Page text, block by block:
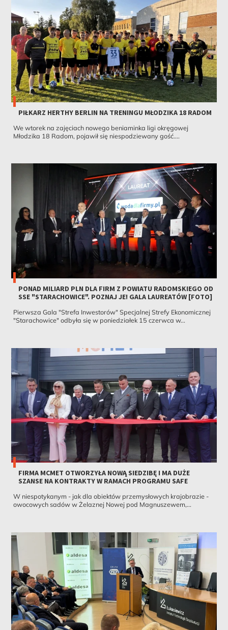
PIŁKARZ HERTHY BERLIN NA TRENINGU MŁODZIKA 18 RADOM
We wtorek na zajęciach nowego beniaminka ligi okręgowej
Młodzika 18 Radom, pojawił się niespodziewany gość....
PONAD MILIARD PLN DLA FIRM Z POWIATU RADOMSKIEGO OD
SSE "STARACHOWICE". POZNAJ JE! GALA LAUREATÓW [FOTO]
Pierwsza Gala "Strefa Inwestorów" Specjalnej Strefy Ekonomicznej
"Starachowice" odbyła się w poniedziałek 15 czerwca w...
FIRMA MCMET OTWORZYŁA NOWĄ SIEDZIBĘ I MA DUŻE
SZANSE NA KONTRAKTY W RAMACH PROGRAMU SAFE
W niespotykanym - jak dla obiektów przemysłowych krajobrazie -
owocowych sadów w Żelaznej Nowej pod Magnuszewem,...